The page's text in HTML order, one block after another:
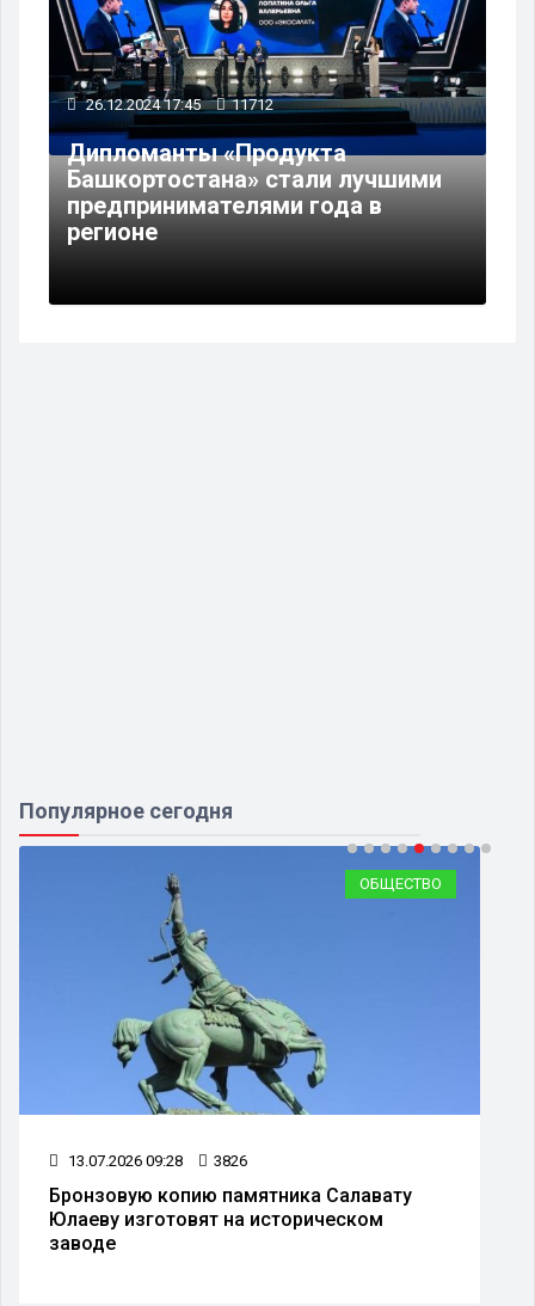
26.12.2024 17:45 11712
Дипломанты «Продукта
Башкортостана» стали лучшими
предпринимателями года в
регионе
Популярное сегодня
ОБЩЕСТВО
17.07.2026 09:29 3825
Вице-премьер Башкирии высказал
недовольство оформлением плакатов на
башкирском языке